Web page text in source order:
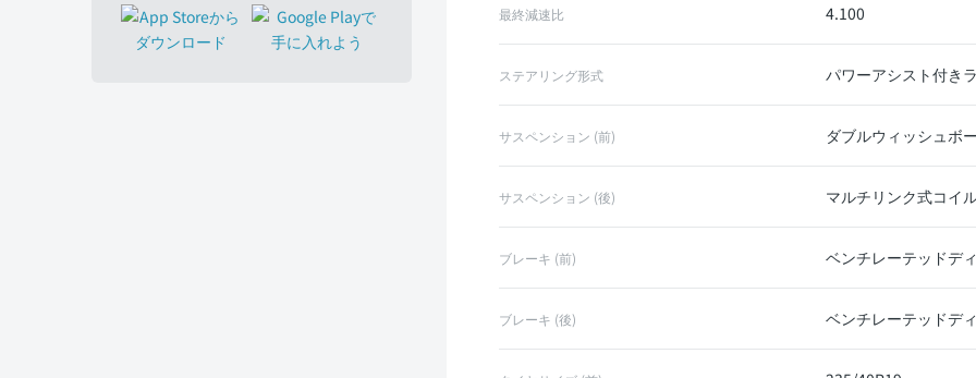
最終減速比 4.100
ステアリング形式 パワーアシスト付き
サスペンション (前) ダブルウィッシュボ
サスペンション (後) マルチリンク式コイ
ブレーキ (前) ベンチレーテッドデ
ブレーキ (後) ベンチレーテッドデ